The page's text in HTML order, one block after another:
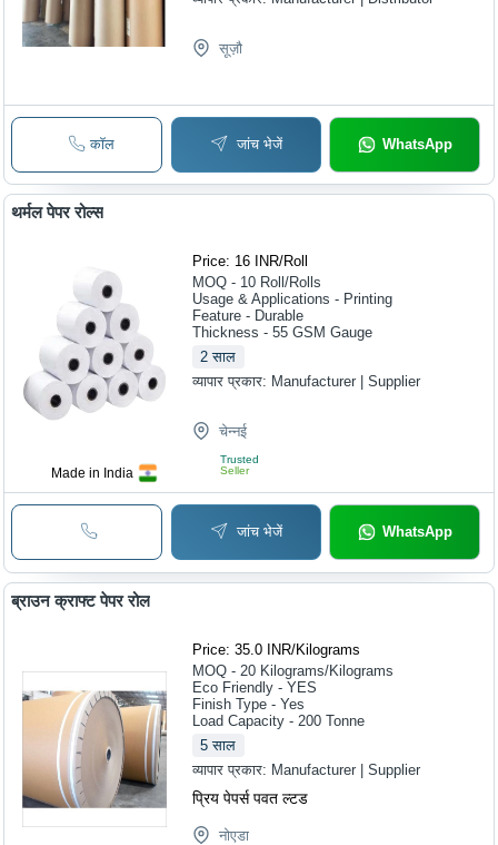
सूज़ौ
कॉल जांच भेजें WhatsApp
Made in India
थर्मल पेपर रोल्स
Price: 16 INR/Roll
MOQ - 10 Roll/Rolls
Usage & Applications - Printing
Feature - Durable
Thickness - 55 GSM Gauge
2 साल
व्यापार प्रकार: Manufacturer | Supplier
चेन्नई
Trusted
Seller
जांच भेजें WhatsApp
ब्राउन क्राफ्ट पेपर रोल
Price: 35.0 INR/Kilograms
MOQ - 20 Kilograms/Kilograms
Eco Friendly - YES
Finish Type - Yes
Load Capacity - 200 Tonne
5 साल
व्यापार प्रकार: Manufacturer | Supplier
प्रिय पेपर्स पवत ल्टड
नोएडा